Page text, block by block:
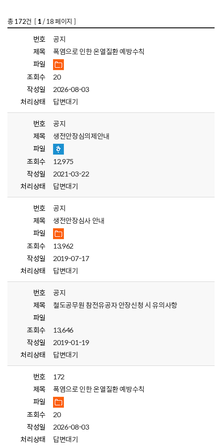
총172건 [ 1/ 18 페이지 ]
번호
공지
제목
폭염으로 인한 온열질환 예방수칙
파일
조회수
20
작성일
2026-08-03
처리상태
답변대기
번호
공지
제목
생전안장심의제안내
파일
조회수
12,975
작성일
2021-03-22
처리상태
답변대기
번호
공지
제목
생전안장심사 안내
파일
조회수
13,962
작성일
2019-07-17
처리상태
답변대기
번호
공지
제목
철도공무원 참전유공자 안장신청 시 유의사항
파일
조회수
13,646
작성일
2019-01-19
처리상태
답변대기
번호
172
제목
폭염으로 인한 온열질환 예방수칙
파일
조회수
20
작성일
2026-08-03
처리상태
답변대기